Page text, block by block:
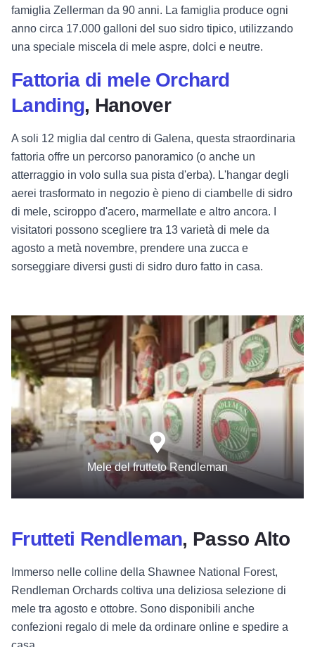
famiglia Zellerman da 90 anni. La famiglia produce ogni
anno circa 17.000 galloni del suo sidro tipico, utilizzando
una speciale miscela di mele aspre, dolci e neutre.
Fattoria di mele Orchard
Landing, Hanover
A soli 12 miglia dal centro di Galena, questa straordinaria
fattoria offre un percorso panoramico (o anche un
atterraggio in volo sulla sua pista d'erba). L'hangar degli
aerei trasformato in negozio è pieno di ciambelle di sidro
di mele, sciroppo d'acero, marmellate e altro ancora. I
visitatori possono scegliere tra 13 varietà di mele da
agosto a metà novembre, prendere una zucca e
sorseggiare diversi gusti di sidro duro fatto in casa.
Mele del frutteto Rendleman
Frutteti Rendleman, Passo Alto
Immerso nelle colline della Shawnee National Forest,
Rendleman Orchards coltiva una deliziosa selezione di
mele tra agosto e ottobre. Sono disponibili anche
confezioni regalo di mele da ordinare online e spedire a